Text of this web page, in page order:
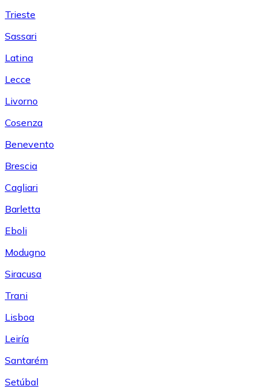
Trieste
Sassari
Latina
Lecce
Livorno
Cosenza
Benevento
Brescia
Cagliari
Barletta
Eboli
Modugno
Siracusa
Trani
Lisboa
Leiría
Santarém
Setúbal